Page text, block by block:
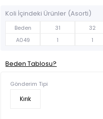
Koli İçindeki Ürünler (Asorti)
Beden 31 32
A049
1 1
Beden Tablosu?
Gönderim Tipi
Kırık